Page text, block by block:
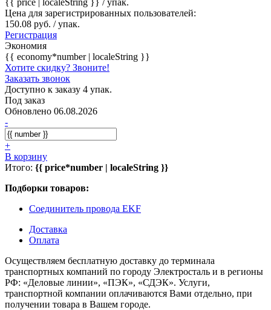
Цена для зарегистрированных пользователей:
150.08 руб. / упак.
Регистрация
Экономия
{{ economy*number | localeString }}
Хотите скидку? Звоните!
Заказать звонок
Доступно к заказу 4 упак.
Под заказ
Обновлено 06.08.2026
-
+
В корзину
Итого: {{ price*number | localeString }}
Подборки товаров:
Соединитель провода EKF
Доставка
Оплата
Осуществляем бесплатную доставку до терминала
транспортных компаний по городу Электросталь и в регионы
РФ: «Деловые линии», «ПЭК», «СДЭК». Услуги,
транспортной компании оплачиваются Вами отдельно, при
получении товара в Вашем городе.